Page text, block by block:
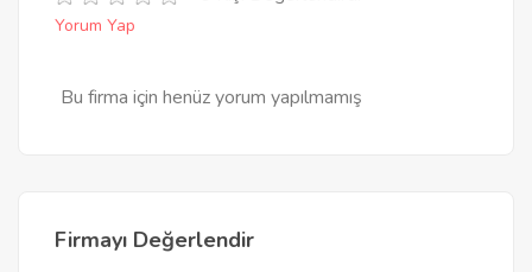
Yorum Yap
Bu firma için henüz yorum yapılmamış
Firmayı Değerlendir